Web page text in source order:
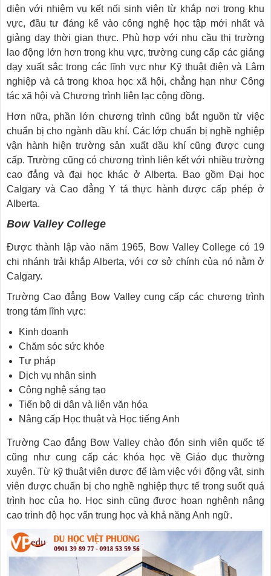
diện với nhiệm vụ kết nối sinh viên từ khắp nơi trong khu
vực, đầu tư đáng kể vào công nghệ học tập mới nhất và
giảng dạy thời gian thực. Phù hợp với nhu cầu thị trường
lao động lớn hơn trong khu vực, trường cung cấp các giảng
dạy xuất sắc trong các lĩnh vực như Kỹ thuật điện và Lâm
nghiệp và cả trong khoa học xã hội, chẳng hạn như Công
tác xã hội và Chương trình liên lạc cộng đồng.
Hơn nữa, phần lớn chương trình cũng bắt nguồn từ việc
chuẩn bị cho ngành dầu khí. Các lớp chuẩn bị nghề nghiệp
vận hành hiện trường sản xuất dầu khí cũng được cung
cấp. Trường cũng có chương trình liên kết với nhiều trường
cao đẳng và đại học khác ở Alberta. Bao gồm Đại học
Calgary và Cao đẳng Y tá thực hành được cấp phép ở
Alberta.
Bow Valley College
Được thành lập vào năm 1965, Bow Valley College có 19
chi nhánh trải khắp Alberta, với cơ sở chính của nó nằm ở
Calgary.
Trường Cao đẳng Bow Valley cung cấp các chương trình
trong tám lĩnh vực:
Kinh doanh
Chăm sóc sức khỏe
Tư pháp
Dịch vụ nhân sinh
Công nghệ sáng tạo
Tiến bộ di dân và liên văn hóa
Nâng cấp Học thuật và Học tiếng Anh
Trường Cao đẳng Bow Valley chào đón sinh viên quốc tế
cũng như cung cấp các khóa học về Giáo dục thường
xuyên. Từ kỹ thuật viên dược để làm việc với động vật, sinh
viên được chuẩn bị cho nghề nghiệp thực tế trong suốt quá
trình học của họ. Học sinh cũng được hoan nghênh nâng
cao trình độ học vấn trung học và khả năng Anh ngữ.